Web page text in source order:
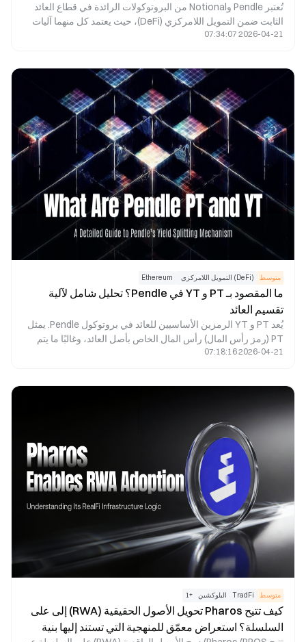
تُعتبر Pendle وNotional من البروتوكولات الرائدة في قطاع العائد
الثابت ضمن التمويل اللامركزي (DeFi)، حيث يعتمد كل منهما آليات
فائدة ثابت. بالمقارنة، فإن Pendle أنسب لإدارة أصول العائد وتداول
معدلات الفائدة، بينما تتخصص Notional في سيناريوهات الإقراض
بمعدل فائدة ثابت. يسهم كلا البروتوكولين في تطوير سوق العائد
الثابت في التمويل اللامركزي (DeFi)، حيث يتميز كل منهما بنهج فريد
في هيكلية المنتج وتصميم السيولة والفئات المستهدفة من
المستخدمين.
2026-04-21 07:34:07
متوسط (DeFi) التمويل اللامركزي Ethereum
ما المقصود بـ PT و YT في Pendle؟ تحليل شامل لآلية
تقسيم العائد
يُعد PT و YT الرمزين الأساسيين للعائد في بروتوكول Pendle. يمثل
PT (رمز رأس المال) رأس المال الخاص بأصل العائد، وغالبًا ما يتم
تداوله بسعر أقل من قيمته الاسمية، ويُسترد بقيمته الاسمية عند
من تأمين عوائد ثابتة، والمضاربة على تقلبات العائد، وإدارة مخاطر
العائد بفعالية.
2026-04-21 07:18:16
متوسط TradFi البلوكشين +
1
كيف تتيح Pharos تحويل الأصول الحقيقية (RWA) إلى على
السلسلة؟ استعراض معمّق للمنهجية التي تستند إليها بنية